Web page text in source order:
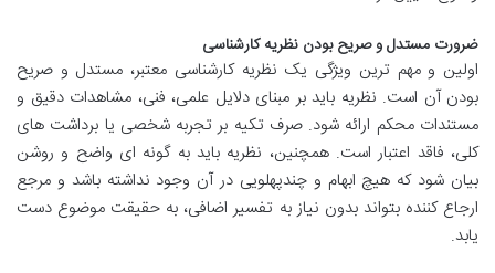
ضرورت مستدل و صریح بودن نظریه کارشناسی
اولین و مهم ترین ویژگی یک نظریه کارشناسی معتبر، مستدل و صریح
بودن آن است. نظریه باید بر مبنای دلایل علمی، فنی، مشاهدات دقیق و
مستندات محکم ارائه شود. صرف تکیه بر تجربه شخصی یا برداشت های
کلی، فاقد اعتبار است. همچنین، نظریه باید به گونه ای واضح و روشن
بیان شود که هیچ ابهام و چندپهلویی در آن وجود نداشته باشد و مرجع
ارجاع کننده بتواند بدون نیاز به تفسیر اضافی، به حقیقت موضوع دست
یابد.